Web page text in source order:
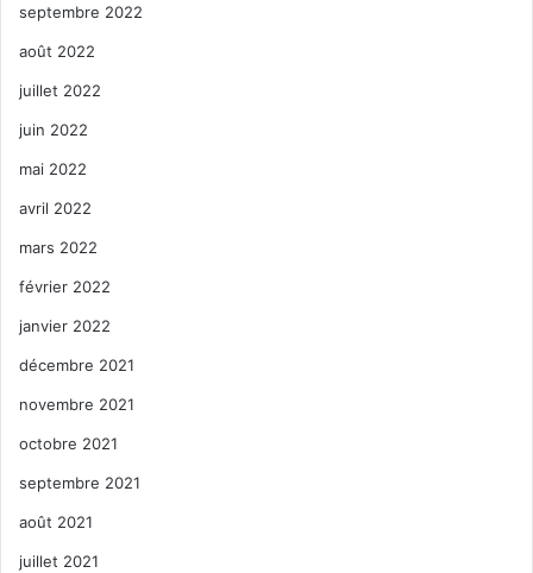
septembre 2022
août 2022
juillet 2022
juin 2022
mai 2022
avril 2022
mars 2022
février 2022
janvier 2022
décembre 2021
novembre 2021
octobre 2021
septembre 2021
août 2021
juillet 2021